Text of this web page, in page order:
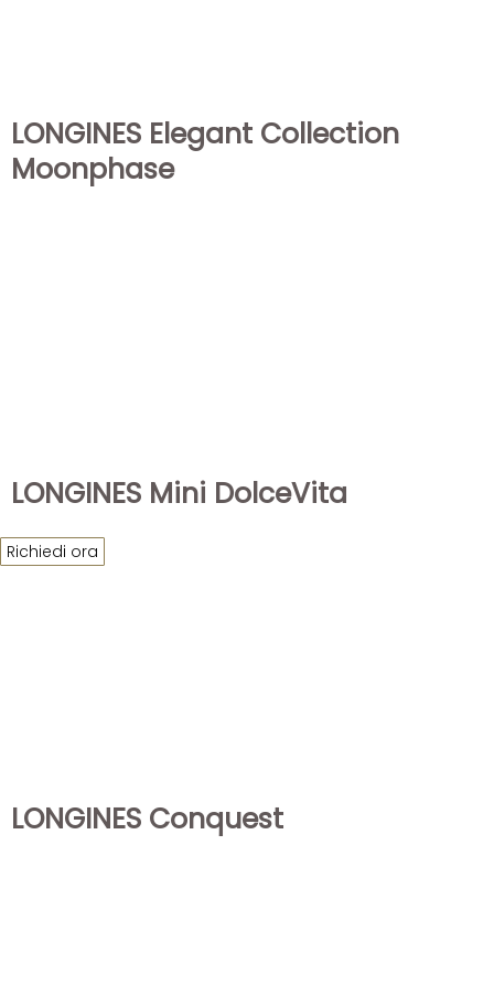
LONGINES Elegant Collection
Moonphase
LONGINES Mini DolceVita
Richiedi ora
LONGINES Conquest